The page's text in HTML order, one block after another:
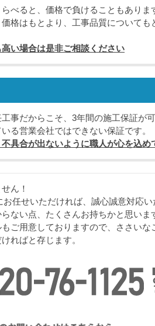
べると、価格で負けることもありま
格はもとより、工事品質について
い場合は是非ご相談ください
事だからこそ、3年間の施工保証が
る営業会社ではできない保証です。
具合が出ないように職人が心を込め
ん！
お任せいただければ、誠心誠意対応
ない点、たくさんお持ちかと思いま
ご用意しておりますので、ささい
ればと存じます。